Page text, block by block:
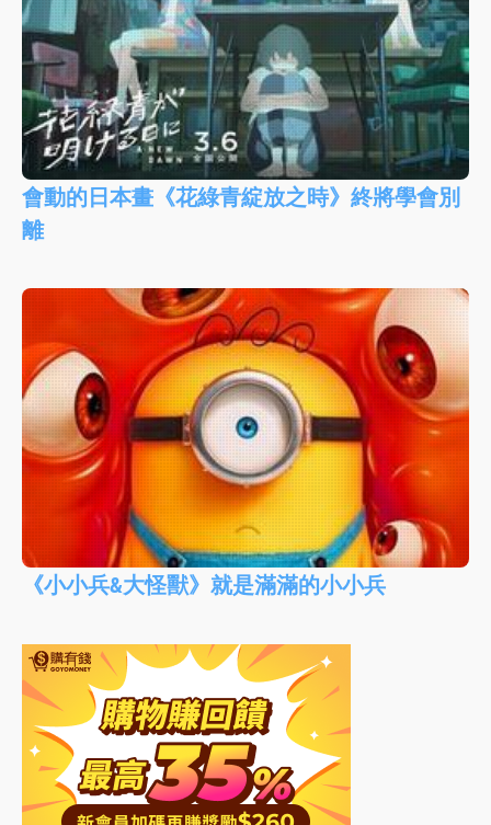
會動的日本畫《花綠青綻放之時》終將學會別
離
《小小兵&大怪獸》就是滿滿的小小兵